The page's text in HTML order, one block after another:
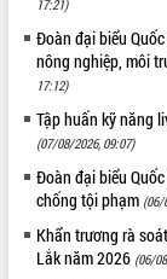
LIÊN KẾT WEB
THỐNG KÊ TRUY CẬP
17:21)
Đoàn đại biểu
nông nghiệp, môi
17:12)
Tập huấn kỹ năng
(07/08/2026, 09:07)
Đoàn đại biểu
chống tội phạm (06/
Khẩn trương rà
Lắk năm 2026 (06/